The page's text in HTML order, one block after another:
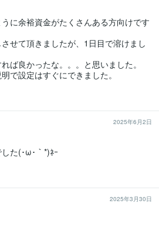
に余裕資金がたくさんある方向けです
せて頂きましたが、1日目で溶けまし
ば良かったな。。。と思いました。
2025年6月2日
た(･ω･｀*)ﾈｰ
2025年3月30日